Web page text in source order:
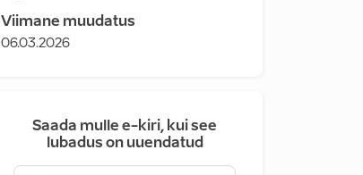
Viimane muudatus
06.03.2026
Saada mulle e-kiri, kui see
lubadus on uuendatud